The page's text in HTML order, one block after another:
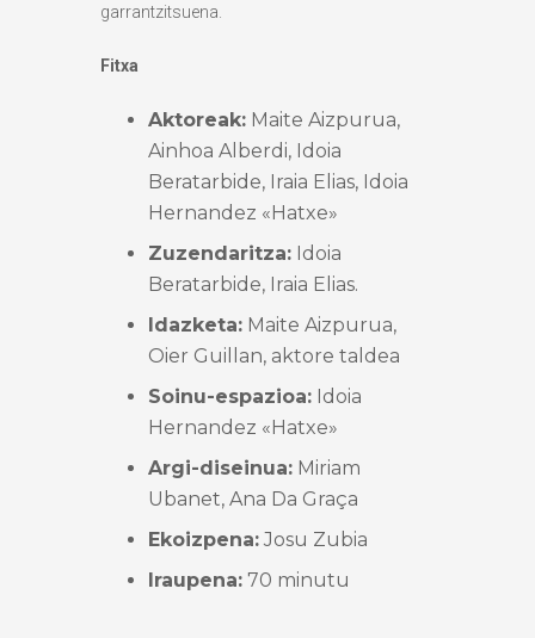
garrantzitsuena.
Fitxa
Aktoreak: Maite Aizpurua,
Ainhoa Alberdi, Idoia
Beratarbide, Iraia Elias, Idoia
Hernandez «Hatxe»
Zuzendaritza: Idoia
Beratarbide, Iraia Elias.
Idazketa: Maite Aizpurua,
Oier Guillan, aktore taldea
Soinu-espazioa: Idoia
Hernandez «Hatxe»
Argi-diseinua: Miriam
Ubanet, Ana Da Graça
Ekoizpena: Josu Zubia
Iraupena: 70 minutu